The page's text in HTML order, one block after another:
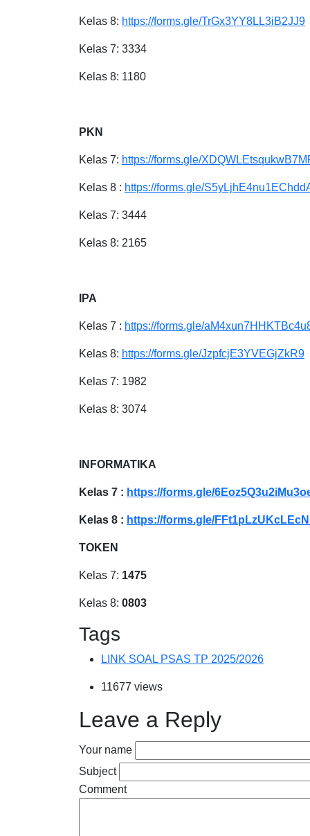
Kelas 8: https://forms.gle/TrGx3YY8LL3iB2JJ9
Kelas 7: 3334
Kelas 8: 1180
PKN
Kelas 7: https://forms.gle/
Kelas 8 : https://forms.gle/
Kelas 7: 3444
Kelas 8: 2165
IPA
Kelas 7 : https://forms.gle/
Kelas 8: https://forms.gle/JzpfcjE3YVEGjZkR9
Kelas 7: 1982
Kelas 8: 3074
INFORMATIKA
Kelas 7 : https://forms.gle/
Kelas 8 : https://forms.gle/
TOKEN
Kelas 7: 1475
Kelas 8: 0803
Tags
LINK SOAL PSAS TP 2025/2026
11677 views
Leave a Reply
Your name
Subject
Comment